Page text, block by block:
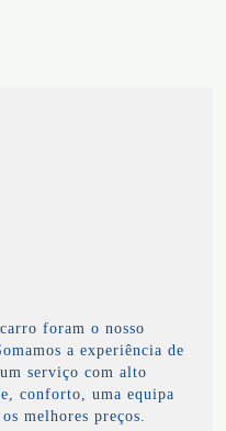
foram o nosso
a experiência de
serviço com alto
conforto, uma equipa
melhores preços.